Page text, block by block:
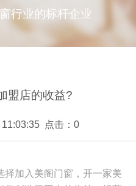
行业的标杆企业
盟店的收益?
点击： 0
加入美阁门窗，开一家美